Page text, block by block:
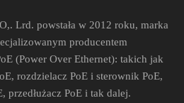
Lrd. powstała w 2012 roku, marka
producentem
(Power Over Ethernet): takich jak
rozdzielacz PoE i sterownik PoE,
przedłużacz PoE i tak dalej.